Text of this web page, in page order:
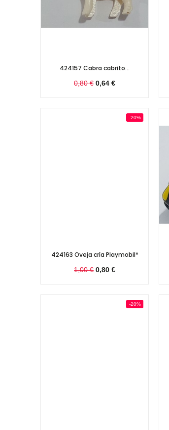
424157 Cabra cabrito...
0,80 € 0,64 €
-20%
424163 Oveja cría Playmobil*
1,00 € 0,80 €
-20%